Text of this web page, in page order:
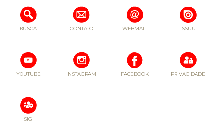
BUSCA CONTATO WEBMAIL ISSUU
YOUTUBE INSTAGRAM FACEBOOK PRIVACIDADE
SIG